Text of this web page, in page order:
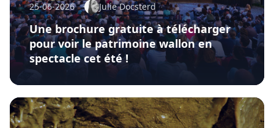
25-06-2026 Julie Docsterd
Une brochure gratuite à télécharger
pour voir le patrimoine wallon en
spectacle cet été !